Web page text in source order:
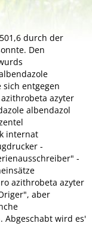
durch der
Den
sich entgegen
azyter
albendazol
internat
-
-
azithrobeta azyter
aber
Abgeschabt wird es'